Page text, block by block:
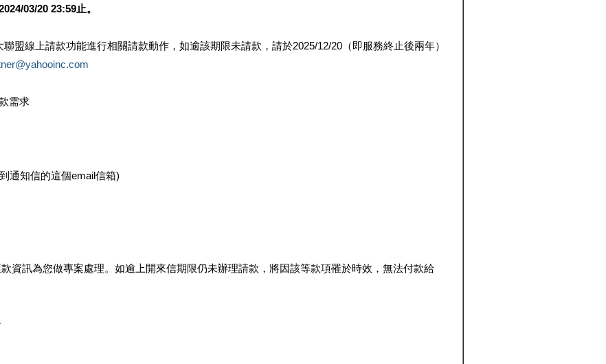
03/20 23:59止。
盟線上請款功能進行相關請款動作，如逾該期限未請款，請於2025/12/20（即服務終止後兩年）
需求
通知信的這個email信箱)
資訊為您做專案處理。如逾上開來信期限仍未辦理請款，將因該等款項罹於時效，無法付款給